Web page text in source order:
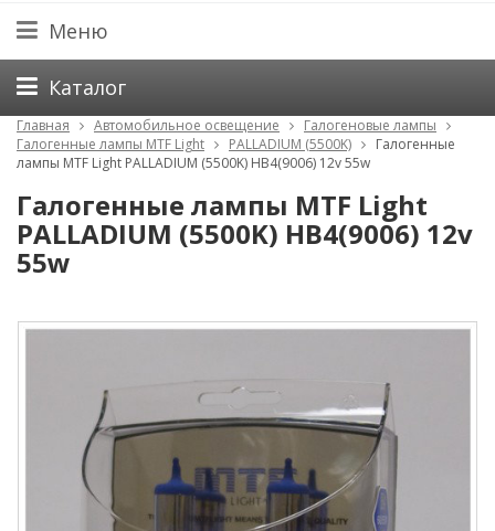
Меню
Каталог
Главная Автомобильное освещение
Галогеновые лампы
Галогенные лампы MTF Light
PALLADIUM (5500K)
Галогенные
лампы MTF Light PALLADIUM (5500K) HB4(9006) 12v 55w
Галогенные лампы MTF Light
PALLADIUM (5500K) HB4(9006) 12v
55w